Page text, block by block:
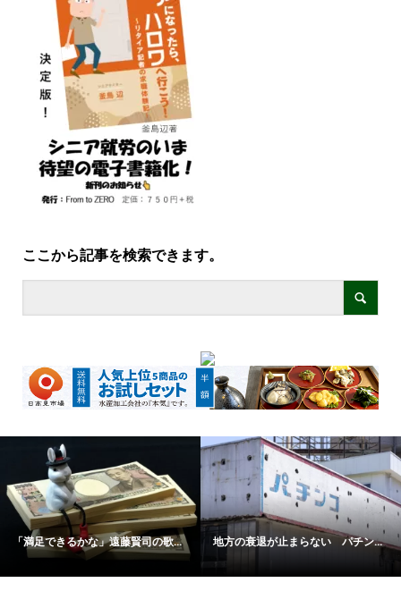
ここから記事を検索できます。
な」遠藤賢司の歌... 地方の衰退が止まらない パチン... 米国が羽交